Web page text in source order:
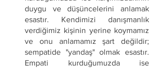
duygu ve düşüncelerini anlamak
esastır. Kendimizi danışmanlık
verdiğimiz kişinin yerine koymamız
ve onu anlamamız şart değildir;
sempatide "yandaş" olmak esastır.
Empati kurduğumuzda ise